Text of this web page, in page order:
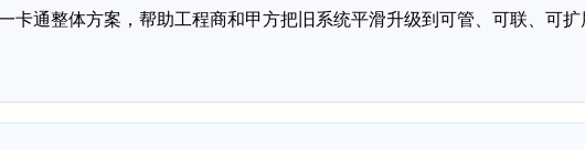
卡通整体方案，帮助工程商和甲方把旧系统平滑升级到可管、可联、可